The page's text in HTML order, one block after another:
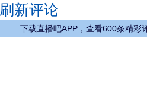
刷新评论
下载直播吧APP，查看600条精彩